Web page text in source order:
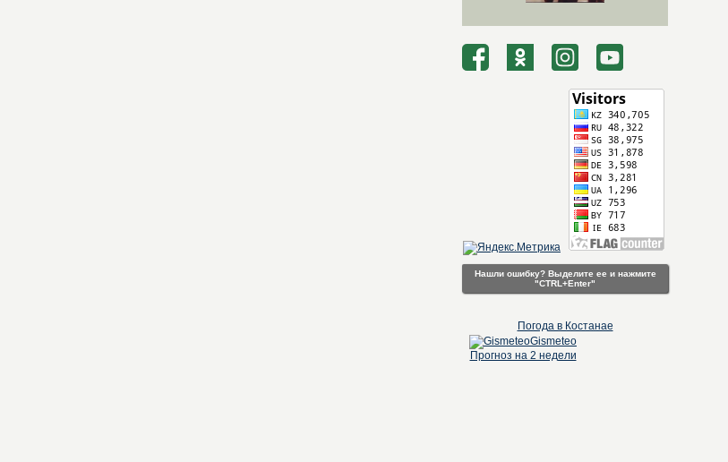
Нашли ошибку? Выделите ее и нажмите
"CTRL+Enter"
Погода в Костанае
Gismeteo
Прогноз на 2 недели